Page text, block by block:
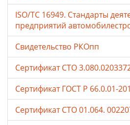
ISO/TC 16949. Стандарты
предприятий
Свидетельство РКОпп
Сертификат СТО
Сертификат ГОСТ Р 66.0.01-
Сертификат СТО 01.064.